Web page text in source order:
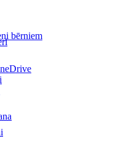
bērniem